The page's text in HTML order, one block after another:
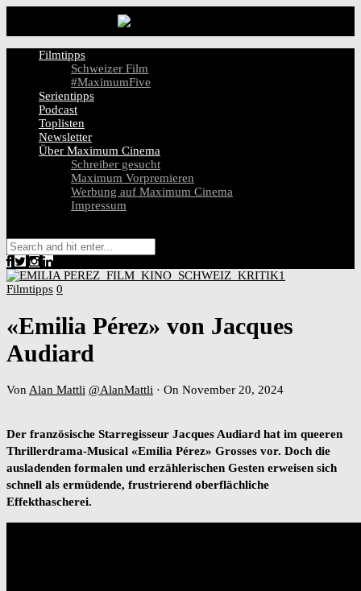
Filmtipps
Schweizer Film
#MaximumFive
Serientipps
Podcast
Toplisten
Newsletter
Über Maximum Cinema
Schreiber gesucht
Maximum Vorpremieren
Werbung auf Maximum Cinema
Impressum
Filmtipps 0
«Emilia Pérez» von Jacques
Audiard
Von Alan Mattli @AlanMattli · On November 20, 2024
Der französische Starregisseur Jacques Audiard hat im queeren
Thrillerdrama-Musical «Emilia Pérez» Grosses vor. Doch die
ausladenden formalen und erzählerischen Gesten erweisen sich
schnell als ermüdende, frustrierend oberflächliche
Effekthascherei.